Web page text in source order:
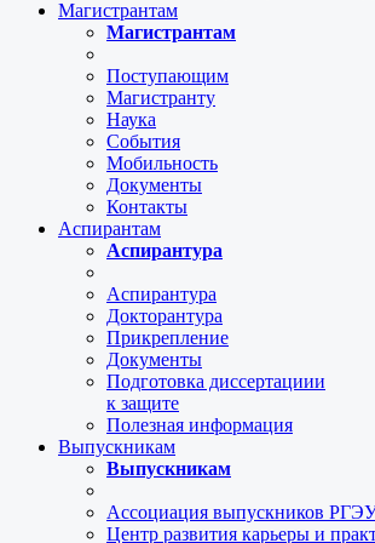
Магистрантам
Магистрантам
Поступающим
Магистранту
Наука
События
Мобильность
Документы
Контакты
Аспирантам
Аспирантура
Аспирантура
Докторантура
Прикрепление
Документы
Подготовка диссертациии
к защите
Полезная информация
Выпускникам
Выпускникам
Ассоциация выпускников
Центр развития карьеры и